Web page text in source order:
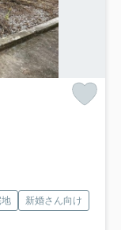
地
新婚さん向け